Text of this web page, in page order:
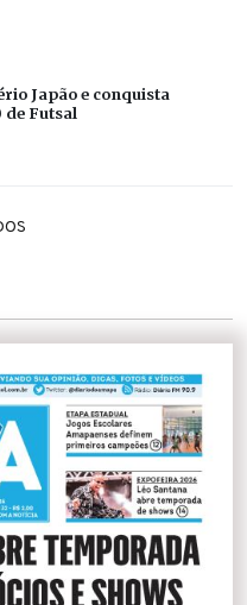
Japão e conquista
de Futsal